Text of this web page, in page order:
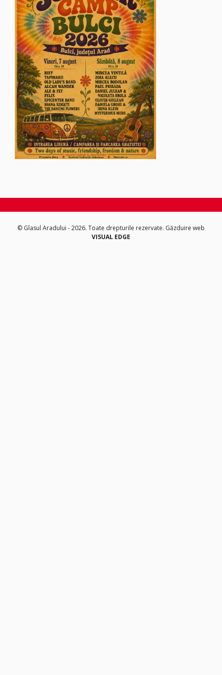
© Glasul Aradului - 2026. Toate drepturile rezervate. Găzduire web
VISUAL EDGE